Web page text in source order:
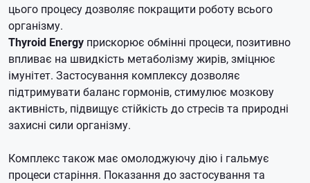
цього процесу дозволяє покращити роботу всього
організму.
Thyroid Energy прискорює обмінні процеси, позитивно
впливає на швидкість метаболізму жирів, зміцнює
імунітет. Застосування комплексу дозволяє
підтримувати баланс гормонів, стимулює мозкову
активність, підвищує стійкість до стресів та природні
захисні сили організму.
Комплекс також має омолоджуючу дію і гальмує
процеси старіння. Показання до застосування та